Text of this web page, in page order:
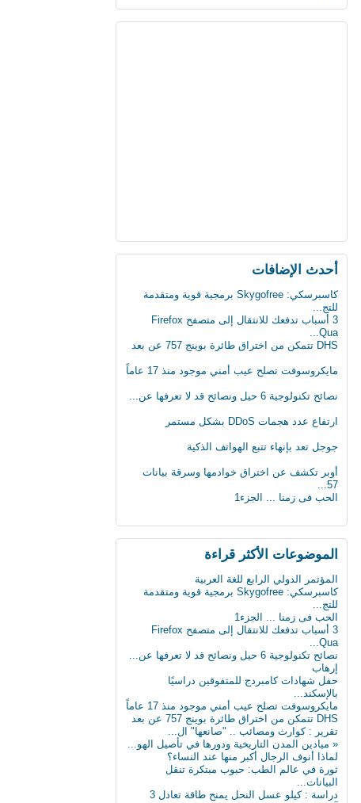
أحدث اﻹضافات
كاسبرسكي: Skygofree برمجية قوية ومتقدمة
للتج...
3 أسباب تدفعك للانتقال إلى متصفح Firefox
Qua...
DHS تتمكن من اختراق طائرة بوينج 757 عن بعد
مايكروسوفت تصلح عيب أمني موجود منذ 17 عاماً
نصائح تكنولوجية 6 حيل ونصائح قد لا تعرفها عن...
ارتفاع عدد هجمات DDoS بشكل مستمر
جوجل تعد بإنهاء تتبع الهواتف الذكية
أوبر تكشف عن اختراق خوادمها وسرقة بيانات
57...
الحب فى زمنا ... الجزء1
لماذا يجب على الحوامل تجنب تناول الجبنة
الطري...
بعد 3 عقود عدد الروبوتات سيفوق تعداد البشر
بن...
أول ساعة ذكية للمكفوفين.. تحسس الرسائل
على ال...
كيف تعطّل تحديث فيس بوك الذي أزعج الجميع؟
آلاف...
سن الأربعين لم يعد يمثل عائقا للزواج
والإنجاب...
ثورة في عالم الطب: حبوب مبتكرة تنقل
البيانات...
علماء يابانيون يكشفون الرابط بين قلة النوم وا...
دماغك قد يقتلك بسبب السكر
8 حيل ذكية تجعل حياتك أسهل
الموضوعات اﻷكثر قراءة
المؤتمر الدولي الرابع للغة العربية
كاسبرسكي: Skygofree برمجية قوية ومتقدمة
للتج...
الحب فى زمنا ... الجزء1
3 أسباب تدفعك للانتقال إلى متصفح Firefox
Qua...
نصائح تكنولوجية 6 حيل ونصائح قد لا تعرفها عن...
إرهاب
حفل شهادات كامبردج للمتفوقين دراسيًا
بالإسكند...
مايكروسوفت تصلح عيب أمني موجود منذ 17 عاماً
DHS تتمكن من اختراق طائرة بوينج 757 عن بعد
تقرير : كوارث ومصائب .. "صانعها" ال...
« ميادين المدن التاريخية ودورها في تأصيل الهو...
لماذا أنوف الرجال أكبر منها عند النساء؟
ثورة في عالم الطب: حبوب مبتكرة تنقل
البيانات...
دراسة : كيلو عسل النحل يمنح طاقة تعادل 3